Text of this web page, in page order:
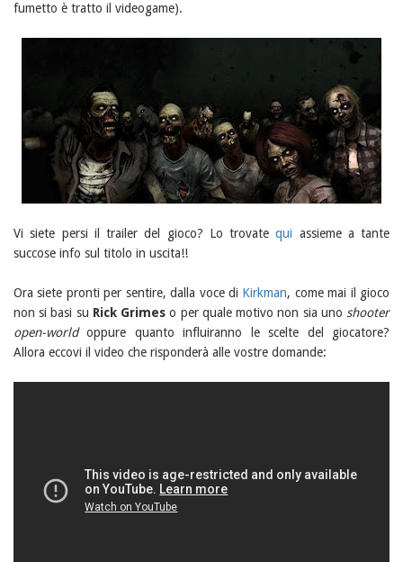
fumetto è tratto il videogame).
Vi siete persi il trailer del gioco? Lo trovatequi assieme a tante
succose info sul titolo in uscita!!
Ora siete pronti per sentire, dalla voce di Kirkman, come mai il gioco
non si basi su Rick Grimes o per quale motivo non sia unoshooter
open-worldoppure quanto influiranno le scelte del giocatore?
Allora eccovi il video che risponderà alle vostre domande: